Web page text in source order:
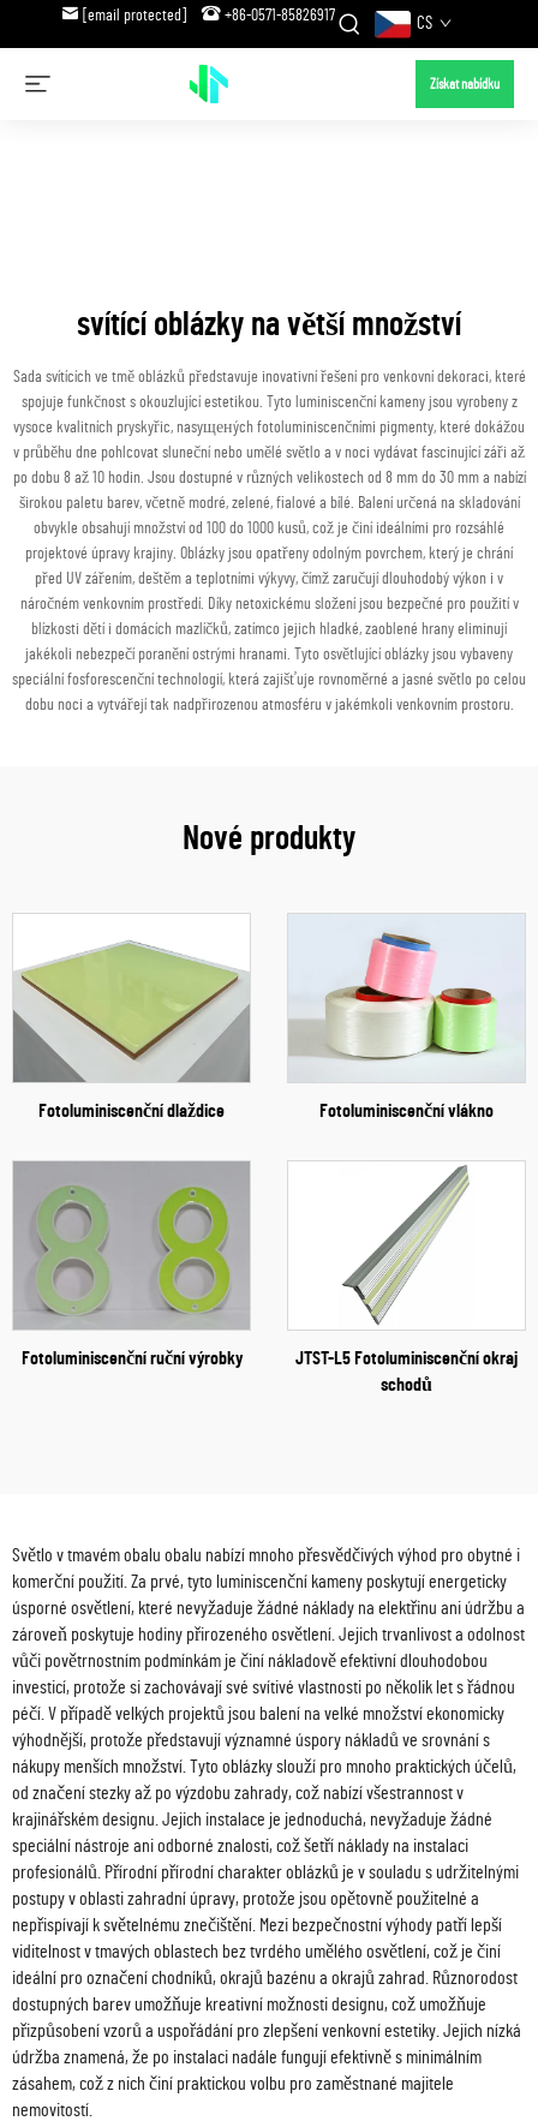
[email protected] +86-0571-85826917 CS
Získat nabídku
svítící oblázky na větší množství
Sada svítících ve tmě oblázků představuje inovativní řešení pro venkovní dekoraci, které
spojuje funkčnost s okouzlující estetikou. Tyto luminiscenční kameny jsou vyrobeny z
vysoce kvalitních pryskyřic, nasyщенých fotoluminiscenčními pigmenty, které dokážou
v průběhu dne pohlcovat sluneční nebo umělé světlo a v noci vydávat fascinující záři až
po dobu 8 až 10 hodin. Jsou dostupné v různých velikostech od 8 mm do 30 mm a nabízí
širokou paletu barev, včetně modré, zelené, fialové a bílé. Balení určená na skladování
obvykle obsahují množství od 100 do 1000 kusů, což je činí ideálními pro rozsáhlé
projektové úpravy krajiny. Oblázky jsou opatřeny odolným povrchem, který je chrání
před UV zářením, deštěm a teplotními výkyvy, čímž zaručují dlouhodobý výkon i v
náročném venkovním prostředí. Díky netoxickému složení jsou bezpečné pro použití v
blízkosti dětí i domácích mazlíčků, zatímco jejich hladké, zaoblené hrany eliminují
jakékoli nebezpečí poranění ostrými hranami. Tyto osvětlující oblázky jsou vybaveny
speciální fosforescenční technologií, která zajišťuje rovnoměrné a jasné světlo po celou
dobu noci a vytvářejí tak nadpřirozenou atmosféru v jakémkoli venkovním prostoru.
Nové produkty
Fotoluminiscenční dlaždice Fotoluminiscenční vlákno
Fotoluminiscenční ruční výrobky
JTST-L5 Fotoluminiscenční okraj
schodů
Světlo v tmavém obalu obalu nabízí mnoho přesvědčivých výhod pro obytné i
komerční použití. Za prvé, tyto luminiscenční kameny poskytují energeticky
úsporné osvětlení, které nevyžaduje žádné náklady na elektřinu ani údržbu a
zároveň poskytuje hodiny přirozeného osvětlení. Jejich trvanlivost a odolnost
vůči povětrnostním podmínkám je činí nákladově efektivní dlouhodobou
investicí, protože si zachovávají své svítivé vlastnosti po několik let s řádnou
péčí. V případě velkých projektů jsou balení na velké množství ekonomicky
výhodnější, protože představují významné úspory nákladů ve srovnání s
nákupy menších množství. Tyto oblázky slouží pro mnoho praktických účelů,
od značení stezky až po výzdobu zahrady, což nabízí všestrannost v
krajinářském designu. Jejich instalace je jednoduchá, nevyžaduje žádné
speciální nástroje ani odborné znalosti, což šetří náklady na instalaci
profesionálů. Přírodní přírodní charakter oblázků je v souladu s udržitelnými
postupy v oblasti zahradní úpravy, protože jsou opětovně použitelné a
nepřispívají k světelnému znečištění. Mezi bezpečnostní výhody patří lepší
viditelnost v tmavých oblastech bez tvrdého umělého osvětlení, což je činí
ideální pro označení chodníků, okrajů bazénu a okrajů zahrad. Různorodost
dostupných barev umožňuje kreativní možnosti designu, což umožňuje
přizpůsobení vzorů a uspořádání pro zlepšení venkovní estetiky. Jejich nízká
údržba znamená, že po instalaci nadále fungují efektivně s minimálním
zásahem, což z nich činí praktickou volbu pro zaměstnané majitele
nemovitostí.